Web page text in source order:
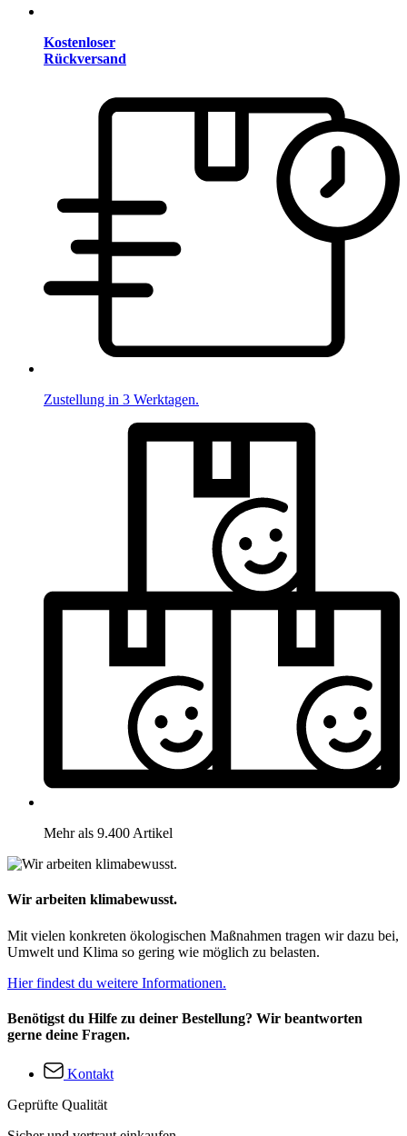
Kostenloser
Rückversand
Zustellung in 3 Werktagen.
Mehr als 9.400 Artikel
Wir arbeiten klimabewusst.
Mit vielen konkreten ökologischen Maßnahmen tragen wir dazu bei,
Umwelt und Klima so gering wie möglich zu belasten.
Hier findest du weitere Informationen.
Benötigst du Hilfe zu deiner Bestellung? Wir beantworten
gerne deine Fragen.
Kontakt
Geprüfte Qualität